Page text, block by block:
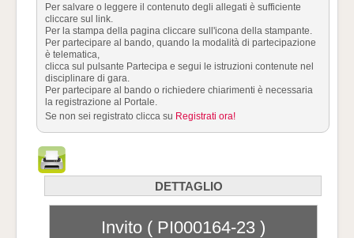
Per salvare o leggere il contenuto degli allegati è sufficiente
cliccare sul link.
Per la stampa della pagina cliccare sull'icona della stampante.
Per partecipare al bando, quando la modalità di partecipazione
è telematica,
clicca sul pulsante Partecipa e segui le istruzioni contenute nel
disciplinare di gara.
Per partecipare al bando o richiedere chiarimenti è necessaria
la registrazione al Portale.
Se non sei registrato clicca su Registrati ora!
DETTAGLIO
Invito ( PI000164-23 )